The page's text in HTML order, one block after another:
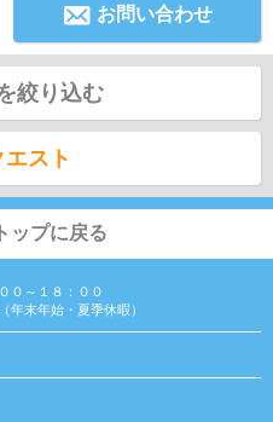
お問い合わせ
絞り込む
スト
ップに戻る
０～１８：００
年末年始・夏季休暇）